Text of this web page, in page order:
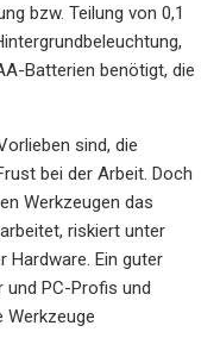
bzw. Teilung von 0,1
Batterien benötigt, die
sind, die
bei der Arbeit. Doch
Werkzeugen das
riskiert unter
Hardware. Ein guter
PC-Profis und